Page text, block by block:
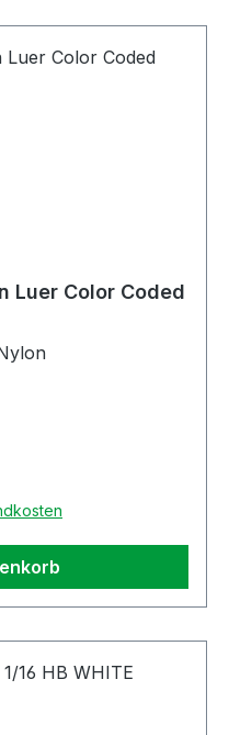
Luer Color Coded